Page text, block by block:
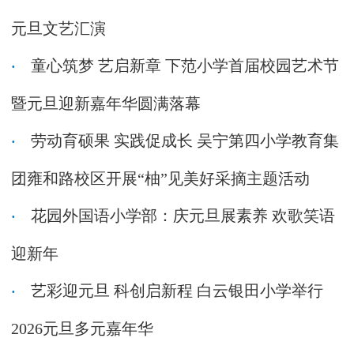
元旦文艺汇演
童心筑梦 艺启新章 下范小学首届校园艺术节
暨元旦迎新嘉年华圆满落幕
劳动育硕果 实践促成长 吴宁第四小学教育集
团雍和路校区开展“柚”见美好采摘主题活动
花园外国语小学部：庆元旦展素养 欢歌笑语
迎新年
艺彩迎元旦 科创启新程 白云银田小学举行
2026元旦多元嘉年华